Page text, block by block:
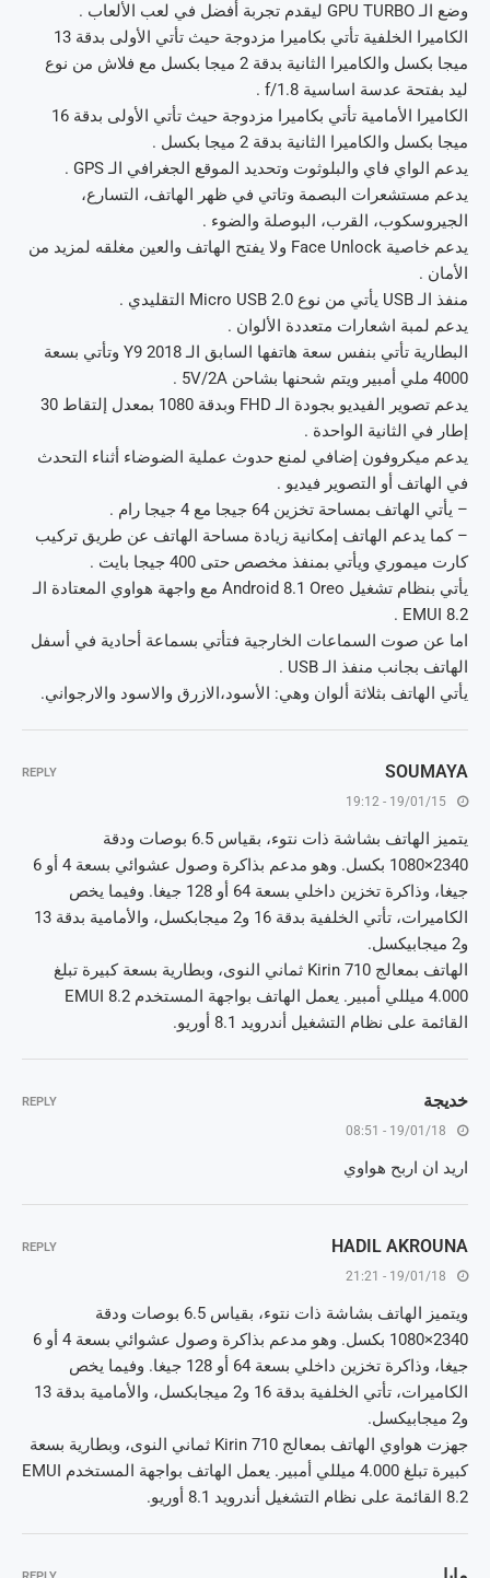
وضع الـ GPU TURBO ليقدم تجربة أفضل في لعب الألعاب .
الكاميرا الخلفية تأتي بكاميرا مزدوجة حيث تأتي الأولى بدقة 13
ميجا بكسل والكاميرا الثانية بدقة 2 ميجا بكسل مع فلاش من نوع
ليد بفتحة عدسة اساسية f/1.8 .
الكاميرا الأمامية تأتي بكاميرا مزدوجة حيث تأتي الأولى بدقة 16
ميجا بكسل والكاميرا الثانية بدقة 2 ميجا بكسل .
يدعم الواي فاي والبلوثوت وتحديد الموقع الجغرافي الـ GPS .
يدعم مستشعرات البصمة وتاتي في ظهر الهاتف، التسارع،
الجيروسكوب، القرب، البوصلة والضوء .
يدعم خاصية Face Unlock ولا يفتح الهاتف والعين مغلقه لمزيد من
الأمان .
منفذ الـ USB يأتي من نوع Micro USB 2.0 التقليدي .
يدعم لمبة اشعارات متعددة الألوان .
البطارية تأتي بنفس سعة هاتفها السابق الـ Y9 2018 وتأتي بسعة
4000 ملي أمبير ويتم شحنها بشاحن 5V/2A .
يدعم تصوير الفيديو بجودة الـ FHD وبدقة 1080 بمعدل إلتقاط 30
إطار في الثانية الواحدة .
يدعم ميكروفون إضافي لمنع حدوث عملية الضوضاء أثناء التحدث
في الهاتف أو التصوير فيديو .
– يأتي الهاتف بمساحة تخزين 64 جيجا مع 4 جيجا رام .
– كما يدعم الهاتف إمكانية زيادة مساحة الهاتف عن طريق تركيب
كارت ميموري ويأتي بمنفذ مخصص حتى 400 جيجا بايت .
يأتي بنظام تشغيل Android 8.1 Oreo مع واجهة هواوي المعتادة الـ
EMUI 8.2 .
اما عن صوت السماعات الخارجية فتأتي بسماعة أحادية في أسفل
الهاتف بجانب منفذ الـ USB .
يأتي الهاتف بثلاثة ألوان وهي: الأسود،الازرق والاسود والارجواني.
SOUMAYA
19/01/15 - 19:12
يتميز الهاتف بشاشة ذات نتوء، بقياس 6.5 بوصات ودقة
2340×1080 بكسل. وهو مدعم بذاكرة وصول عشوائي بسعة 4 أو 6
جيغا، وذاكرة تخزين داخلي بسعة 64 أو 128 جيغا. وفيما يخص
الكاميرات، تأتي الخلفية بدقة 16 و2 ميجابكسل، والأمامية بدقة 13
و2 ميجابيكسل.
الهاتف بمعالج Kirin 710 ثماني النوى، وبطارية بسعة كبيرة تبلغ
4.000 ميللي أمبير. يعمل الهاتف بواجهة المستخدم EMUI 8.2
القائمة على نظام التشغيل أندرويد 8.1 أوريو.
REPLY
خديجة
19/01/18 - 08:51
اريد ان اربح هواوي
REPLY
HADIL AKROUNA
19/01/18 - 21:21
ويتميز الهاتف بشاشة ذات نتوء، بقياس 6.5 بوصات ودقة
2340×1080 بكسل. وهو مدعم بذاكرة وصول عشوائي بسعة 4 أو 6
جيغا، وذاكرة تخزين داخلي بسعة 64 أو 128 جيغا. وفيما يخص
الكاميرات، تأتي الخلفية بدقة 16 و2 ميجابكسل، والأمامية بدقة 13
و2 ميجابيكسل.
جهزت هواوي الهاتف بمعالج Kirin 710 ثماني النوى، وبطارية بسعة
كبيرة تبلغ 4.000 ميللي أمبير. يعمل الهاتف بواجهة المستخدم EMUI
8.2 القائمة على نظام التشغيل أندرويد 8.1 أوريو.
REPLY